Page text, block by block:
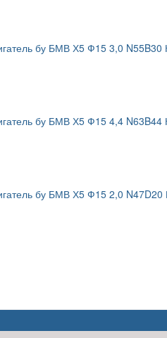
бу БМВ Х5 Ф15 3,0 N55B30
бу БМВ Х5 Ф15 4,4 N63B44
бу БМВ Х5 Ф15 2,0 N47D20